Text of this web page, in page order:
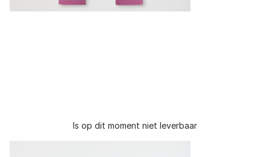
Is op dit moment niet leverbaar